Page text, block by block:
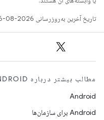
تاریخ آخرین به‌روزرسانی 2026-08-06 به‌وقت ساعت هماهنگ جهانی.
مطالب بیشتر درباره ANDROID
Android
Android برای سازمان‌ها